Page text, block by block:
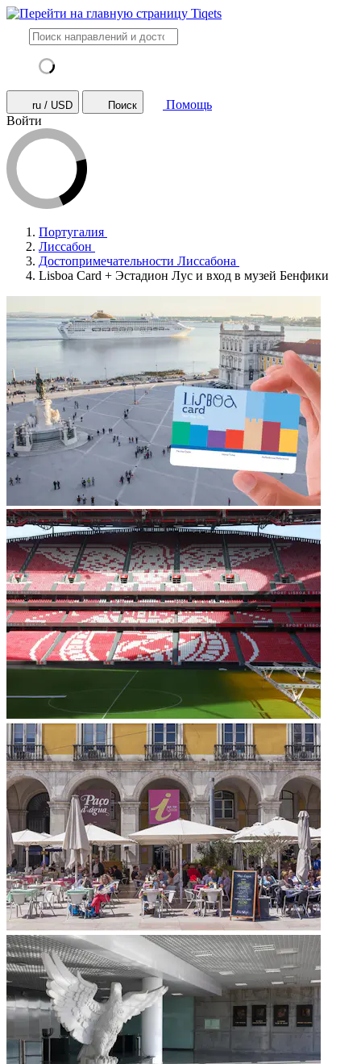
ru / USD Поиск
Помощь
Войти
Португалия
Лиссабон
Достопримечательности Лиссабона
Lisboa Card + Эстадион Лус и вход в музей Бенфики